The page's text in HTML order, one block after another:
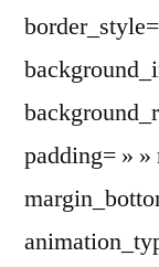
padding= »